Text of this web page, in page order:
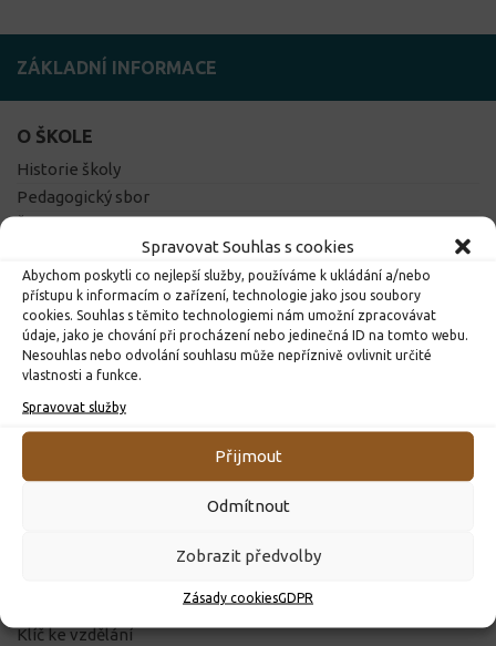
Spravovat Souhlas s cookies
Abychom poskytli co nejlepší služby, používáme k ukládání a/nebo
přístupu k informacím o zařízení, technologie jako jsou soubory
cookies. Souhlas s těmito technologiemi nám umožní zpracovávat
údaje, jako je chování při procházení nebo jedinečná ID na tomto webu.
Nesouhlas nebo odvolání souhlasu může nepříznivě ovlivnit určité
vlastnosti a funkce.
Spravovat služby
Přijmout
Odmítnout
Zobrazit předvolby
Zásady cookiesGDPR
ZÁKLADNÍ INFORMACE
O ŠKOLE
Historie školy
Pedagogický sbor
Tělocvična
Projekty školy
Školní e-mail
Žákovská knížka
Klíč ke vzdělání